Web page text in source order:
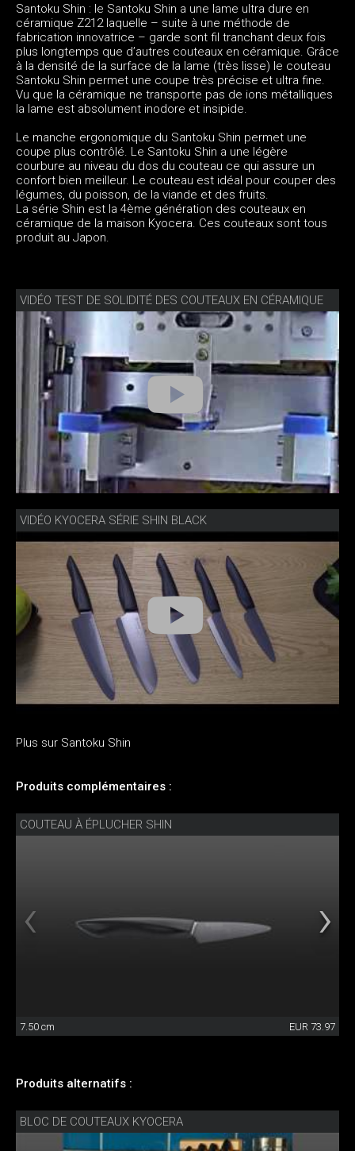
Santoku Shin : le Santoku Shin a une lame ultra dure en
céramique Z212 laquelle – suite à une méthode de
fabrication innovatrice – garde sont fil tranchant deux fois
plus longtemps que d’autres couteaux en céramique. Grâce
à la densité de la surface de la lame (très lisse) le couteau
Santoku Shin permet une coupe très précise et ultra fine.
Vu que la céramique ne transporte pas de ions métalliques
la lame est absolument inodore et insipide.
Le manche ergonomique du Santoku Shin permet une
coupe plus contrôlé. Le Santoku Shin a une légère
courbure au niveau du dos du couteau ce qui assure un
confort bien meilleur. Le couteau est idéal pour couper des
légumes, du poisson, de la viande et des fruits.
La série Shin est la 4ème génération des couteaux en
céramique de la maison Kyocera. Ces couteaux sont tous
produit au Japon.
VIDÉO TEST DE SOLIDITÉ DES COUTEAUX EN CÉRAMIQUE
VIDÉO KYOCERA SÉRIE SHIN BLACK
Plus sur Santoku Shin
Produits complémentaires :
COUTEAU À ÉPLUCHER SHIN
7.50 cm EUR 73.97
Produits alternatifs :
BLOC DE COUTEAUX KYOCERA